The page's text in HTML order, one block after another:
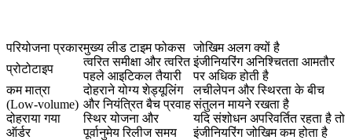
परियोजना प्रकारमुख्य लीड टाइम फोकस जोखिम अलग क्यों है
प्रोटोटाइप
त्वरित समीक्षा और त्वरित
पहले आइटिकल तैयारी
इंजीनियरिंग अनिश्चितता आमतौर
पर अधिक होती है
कम मात्रा
(Low-volume)
दोहराने योग्य शेड्यूलिंग
और नियंत्रित बैच प्रवाह
लचीलेपन और स्थिरता के बीच
संतुलन मायने रखता है
दोहराया गया
ऑर्डर
स्थिर योजना और
पूर्वानुमेय रिलीज समय
यदि संशोधन अपरिवर्तित रहता है तो
इंजीनियरिंग जोखिम कम होता है